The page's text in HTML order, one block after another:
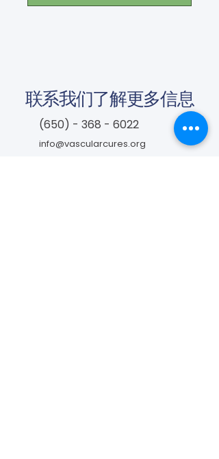
联系我们了解更多信息
(650) - 368 - 6022
info@vascularcures.org